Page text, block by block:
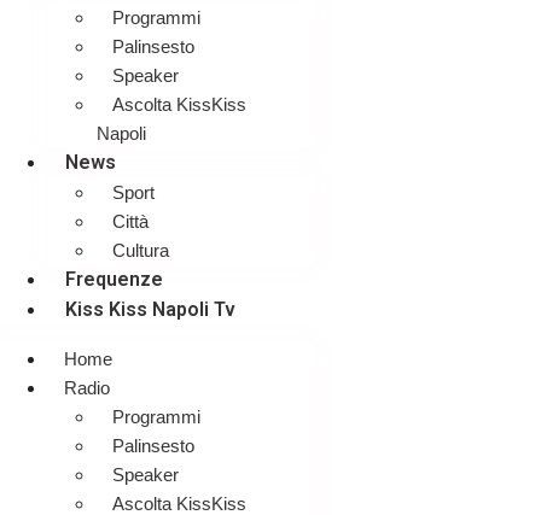
Programmi
Palinsesto
Speaker
Ascolta KissKiss
Napoli
News
Sport
Città
Cultura
Frequenze
Kiss Kiss Napoli Tv
Home
Radio
Programmi
Palinsesto
Speaker
Ascolta KissKiss